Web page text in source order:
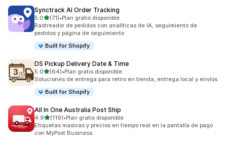
Synctrack AI Order Tracking
5.0de 5 estrellas
(71)
71 reseñas en total
•Plan gratis disponible
Rastreador de pedidos con analíticas de IA, seguimiento de
pedidos y página de seguimiento
Built for Shopify
DS Pickup Delivery Date & Time
5.0de 5 estrellas
(64)
64 reseñas en total
•Plan gratis disponible
Soluciones de entrega para retiro en tienda, entrega local y envíos.
Built for Shopify
All In One Australia Post Ship
4.9de 5 estrellas
(119)
119 reseñas en total
•Plan gratis disponible
Etiquetas masivas y precios en tiempo real en la pantalla de pago
con MyPost Business.